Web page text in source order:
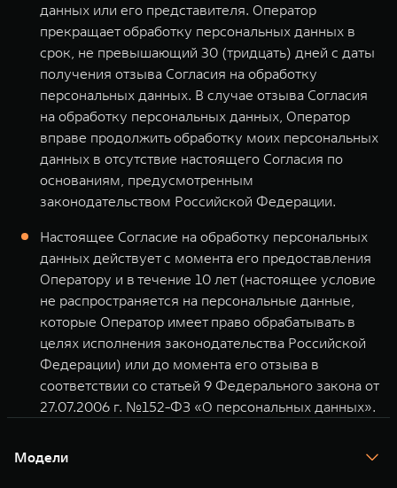
данных или его представителя. Оператор
прекращает обработку персональных данных в
срок, не превышающий 30 (тридцать) дней с даты
получения отзыва Согласия на обработку
персональных данных. В случае отзыва Согласия
на обработку персональных данных, Оператор
вправе продолжить обработку моих персональных
данных в отсутствие настоящего Согласия по
основаниям, предусмотренным
законодательством Российской Федерации.
Настоящее Согласие на обработку персональных
данных действует с момента его предоставления
Оператору и в течение 10 лет (настоящее условие
не распространяется на персональные данные,
которые Оператор имеет право обрабатывать в
целях исполнения законодательства Российской
Федерации) или до момента его отзыва в
соответствии со статьей 9 Федерального закона от
27.07.2006 г. №152-ФЗ «О персональных данных».
Модели